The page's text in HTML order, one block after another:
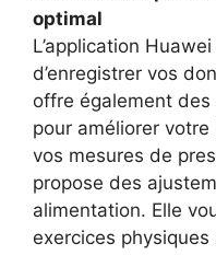
optimal
L’application
d’enregistrer vos
offre également des
pour améliorer
vos mesures de
propose des
alimentation. Elle
exercices